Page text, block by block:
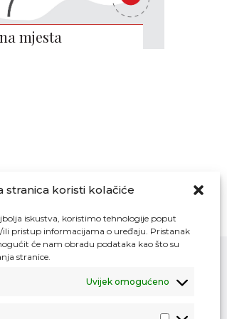
stranica koristi kolačiće
iskustva, koristimo tehnologije poput
pristup informacijama o uređaju. Pristanak
će nam obradu podataka kao što su
stranice.
Uvijek omogućeno
mjesta